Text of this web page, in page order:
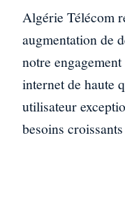
Algérie Télécom
augmentation de
notre
internet de haute
utilisateur
besoins